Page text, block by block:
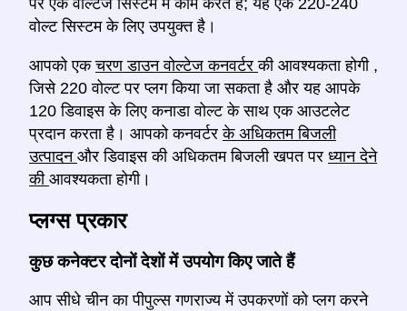
वोल्ट सिस्टम के लिए उपयुक्त है।
आपको एकचरण डाउन वोल्टेज कनवर्टरकी आवश्यकता होगी ,
जिसे 220 वोल्ट पर प्लग किया जा सकता है और यह आपके
120 डिवाइस के लिए कनाडा वोल्ट के साथ एक आउटलेट
प्रदान करता है। आपको कनवर्टरके अधिकतम बिजली
उत्पादन और डिवाइस की अधिकतम बिजली खपत पर ध्यान देने
की आवश्यकता होगी।
प्लग्स प्रकार
कुछ कनेक्टर दोनों देशों में उपयोग किए जाते हैं
आप सीधे चीन का पीपुल्स गणराज्य में उपकरणों को प्लग करने